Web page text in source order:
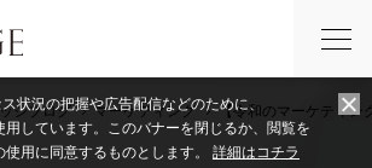
ジブログ マーケティング 【令和のマーケティン
状況の把握や広告配信などのために、
しています。このバナーを閉じるか、閲覧を
用に同意するものとします。 詳細はコチラ